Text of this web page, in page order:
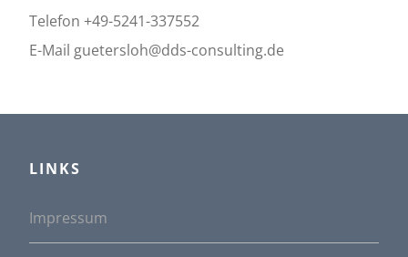
Telefon +49-5241-337552
E-Mail guetersloh@dds-consulting.de
LINKS
Impressum